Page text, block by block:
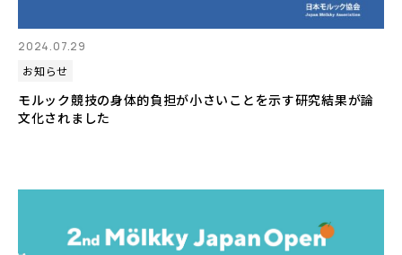
2024.07.29
お知らせ
モルック競技の身体的負担が小さいことを示す研究結果が論
文化されました